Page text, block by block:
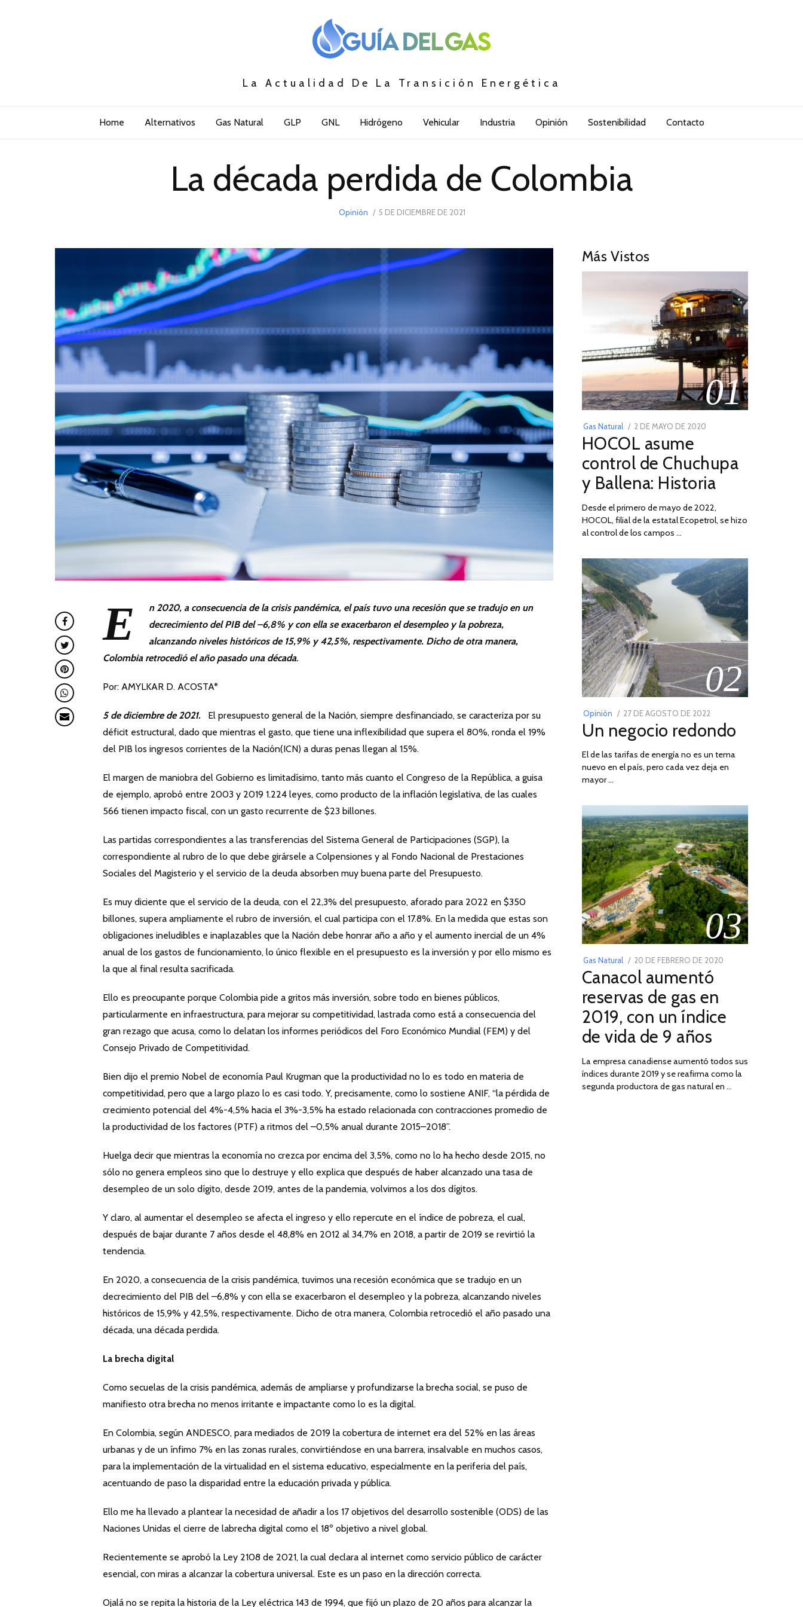
La Actualidad De La Transición Energética
Home Alternativos Gas Natural GLP GNL Hidrógeno Vehicular Industria Opinión Sostenibilidad Contacto
La década perdida de Colombia
Opinión
POSTED
5 DE DICIEMBRE DE 2021
DE
E
n 2020, a consecuencia de la crisis pandémica, el país tuvo una recesión que se tradujo en un
decrecimiento del PIB del –6,8% y con ella se exacerbaron el desempleo y la pobreza,
alcanzando niveles históricos de 15,9% y 42,5%, respectivamente. Dicho de otra manera,
Colombia retrocedió el año pasado una década.
Por: AMYLKAR D. ACOSTA*
5 de diciembre de 2021. El presupuesto general de la Nación, siempre desfinanciado, se caracteriza por su
déficit estructural, dado que mientras el gasto, que tiene una inflexibilidad que supera el 80%, ronda el 19%
del PIB los ingresos corrientes de la Nación(ICN) a duras penas llegan al 15%.
El margen de maniobra del Gobierno es limitadísimo, tanto más cuanto el Congreso de la República, a guisa
de ejemplo, aprobó entre 2003 y 2019 1.224 leyes, como producto de la inflación legislativa, de las cuales
566 tienen impacto fiscal, con un gasto recurrente de $23 billones.
Las partidas correspondientes a las transferencias del Sistema General de Participaciones (SGP), la
correspondiente al rubro de lo que debe girársele a Colpensiones y al Fondo Nacional de Prestaciones
Sociales del Magisterio y el servicio de la deuda absorben muy buena parte del Presupuesto.
Es muy diciente que el servicio de la deuda, con el 22,3% del presupuesto, aforado para 2022 en $350
billones, supera ampliamente el rubro de inversión, el cual participa con el 17.8%. En la medida que estas son
obligaciones ineludibles e inaplazables que la Nación debe honrar año a año y el aumento inercial de un 4%
anual de los gastos de funcionamiento, lo único flexible en el presupuesto es la inversión y por ello mismo es
la que al final resulta sacrificada.
Ello es preocupante porque Colombia pide a gritos más inversión, sobre todo en bienes públicos,
particularmente en infraestructura, para mejorar su competitividad, lastrada como está a consecuencia del
gran rezago que acusa, como lo delatan los informes periódicos del Foro Económico Mundial (FEM) y del
Consejo Privado de Competitividad.
Bien dijo el premio Nobel de economía Paul Krugman que la productividad no lo es todo en materia de
competitividad, pero que a largo plazo lo es casi todo. Y, precisamente, como lo sostiene ANIF, “la pérdida de
crecimiento potencial del 4%-4,5% hacia el 3%-3,5% ha estado relacionada con contracciones promedio de
la productividad de los factores (PTF) a ritmos del –0,5% anual durante 2015–2018”.
Huelga decir que mientras la economía no crezca por encima del 3,5%, como no lo ha hecho desde 2015, no
sólo no genera empleos sino que lo destruye y ello explica que después de haber alcanzado una tasa de
desempleo de un solo dígito, desde 2019, antes de la pandemia, volvimos a los dos dígitos.
Y claro, al aumentar el desempleo se afecta el ingreso y ello repercute en el índice de pobreza, el cual,
después de bajar durante 7 años desde el 48,8% en 2012 al 34,7% en 2018, a partir de 2019 se revirtió la
tendencia.
En 2020, a consecuencia de la crisis pandémica, tuvimos una recesión económica que se tradujo en un
decrecimiento del PIB del –6,8% y con ella se exacerbaron el desempleo y la pobreza, alcanzando niveles
históricos de 15,9% y 42,5%, respectivamente. Dicho de otra manera, Colombia retrocedió el año pasado una
década, una década perdida.
La brecha digital
Como secuelas de la crisis pandémica, además de ampliarse y profundizarse la brecha social, se puso de
manifiesto otra brecha no menos irritante e impactante como lo es la digital.
En Colombia, según ANDESCO, para mediados de 2019 la cobertura de internet era del 52% en las áreas
urbanas y de un ínfimo 7% en las zonas rurales, convirtiéndose en una barrera, insalvable en muchos casos,
para la implementación de la virtualidad en el sistema educativo, especialmente en la periferia del país,
acentuando de paso la disparidad entre la educación privada y pública.
Ello me ha llevado a plantear la necesidad de añadir a los 17 objetivos del desarrollo sostenible (ODS) de las
Naciones Unidas el cierre de labrecha digital como el 18º objetivo a nivel global.
Recientemente se aprobó la Ley 2108 de 2021, la cual declara al internet como servicio público de carácter
esencial, con miras a alcanzar la cobertura universal. Este es un paso en la dirección correcta.
Ojalá no se repita la historia de la Ley eléctrica 143 de 1994, que fijó un plazo de 20 años para alcanzar la
Más Vistos
01
Gas Natural
POSTED
ON
2 DE MAYO DE 2020
DE
2026
HOCOL asume
control de Chuchupa
y Ballena: Historia
Desde el primero de mayo de 2022,
HOCOL, filial de la estatal Ecopetrol, se hizo
al control de los campos …
02
Opinión
POSTED
ON
27 DE AGOSTO DE 2022
DE
DE
2022
Un negocio redondo
El de las tarifas de energía no es un tema
nuevo en el país, pero cada vez deja en
mayor …
03
Gas Natural
POSTED
ON
20 DE FEBRERO DE 2020
2025
Canacol aumentó
reservas de gas en
2019, con un índice
de vida de 9 años
La empresa canadiense aumentó todos sus
índices durante 2019 y se reafirma como la
segunda productora de gas natural en …